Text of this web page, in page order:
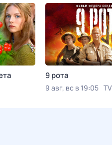
9 рота
9 авг, вс в 19:05